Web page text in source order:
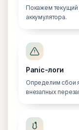
Покажем текущий
аккумулятора.
Panic-логи
Определим сбои
внезапных